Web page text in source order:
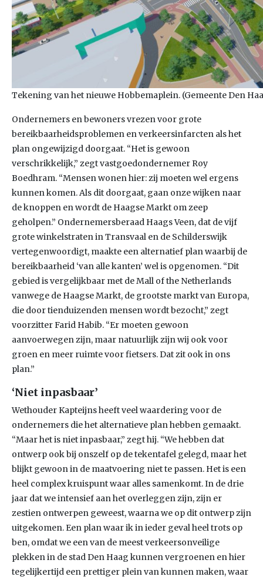
Tekening van het nieuwe Hobbemaplein. (Gemeente Den
Ondernemers en bewoners vrezen voor grote
bereikbaarheidsproblemen en verkeersinfarcten als het
plan ongewijzigd doorgaat. “Het is gewoon
verschrikkelijk,” zegt vastgoedondernemer Roy
Boedhram. “Mensen wonen hier: zij moeten wel ergens
kunnen komen. Als dit doorgaat, gaan onze wijken naar
de knoppen en wordt de Haagse Markt om zeep
geholpen.” Ondernemersberaad Haags Veen, dat de vijf
grote winkelstraten in Transvaal en de Schilderswijk
vertegenwoordigt, maakte een alternatief plan waarbij de
bereikbaarheid ‘van alle kanten’ wel is opgenomen. “Dit
gebied is vergelijkbaar met de Mall of the Netherlands
vanwege de Haagse Markt, de grootste markt van Europa,
die door tienduizenden mensen wordt bezocht,” zegt
voorzitter Farid Habib. “Er moeten gewoon
aanvoerwegen zijn, maar natuurlijk zijn wij ook voor
groen en meer ruimte voor fietsers. Dat zit ook in ons
plan.”
‘Niet inpasbaar’
Wethouder Kapteijns heeft veel waardering voor de
ondernemers die het alternatieve plan hebben gemaakt.
“Maar het is niet inpasbaar,” zegt hij. “We hebben dat
ontwerp ook bij onszelf op de tekentafel gelegd, maar het
blijkt gewoon in de maatvoering niet te passen. Het is een
heel complex kruispunt waar alles samenkomt. In de drie
jaar dat we intensief aan het overleggen zijn, zijn er
zestien ontwerpen geweest, waarna we op dit ontwerp zijn
uitgekomen. Een plan waar ik in ieder geval heel trots op
ben, omdat we een van de meest verkeersonveilige
plekken in de stad Den Haag kunnen vergroenen en hier
tegelijkertijd een prettiger plein van kunnen maken, waar